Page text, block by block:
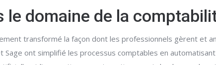
le domaine de la
transformé la façon dont les professionnels gèrent et
ont simplifié les processus comptables en